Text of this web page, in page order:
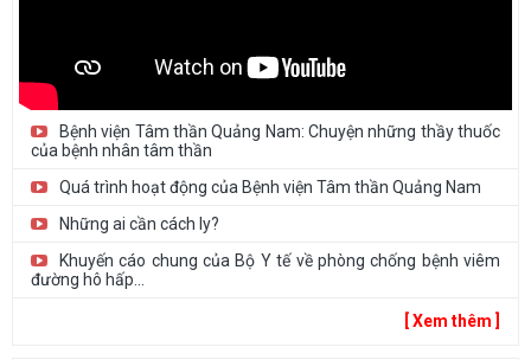
Bệnh viện Tâm thần Quảng Nam: Chuyện những thầy thuốc
của bệnh nhân tâm thần
Quá trình hoạt động của Bệnh viện Tâm thần Quảng Nam
Những ai cần cách ly?
Khuyến cáo chung của Bộ Y tế về phòng chống bệnh viêm
đường hô hấp...
[ Xem thêm ]